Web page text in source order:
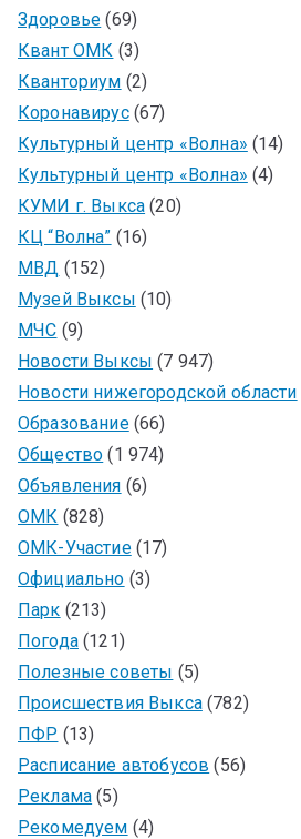
Здоровье (69)
Квант ОМК (3)
Кванториум (2)
Коронавирус(67)
Культурный центр «Волна» (14)
Культурный центр «Волна» (4)
КУМИ г. Выкса (20)
КЦ “Волна” (16)
МВД (152)
Музей Выксы (10)
МЧС (9)
Новости Выксы (7 947)
Новости нижегородской области
Образование(66)
Общество (1 974)
Объявления (6)
ОМК (828)
ОМК-Участие(17)
Официально (3)
Парк (213)
Погода(121)
Полезные советы (5)
Происшествия Выкса(782)
ПФР (13)
Расписание автобусов (56)
Реклама (5)
Рекомедуем (4)